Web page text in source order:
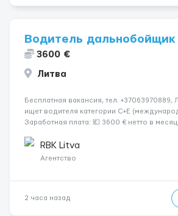
Водитель дальнобойщик
3600 €
Литва
Бесплатная вакансия, тел. +37063970889,
ищет водителя категории C+E
Заработная плата: 💶 3600 € нетто в
рефрижераторах. В среднем 400–500 км в
разгрузки ...
RBK Litva
Агентство
2 часа назад